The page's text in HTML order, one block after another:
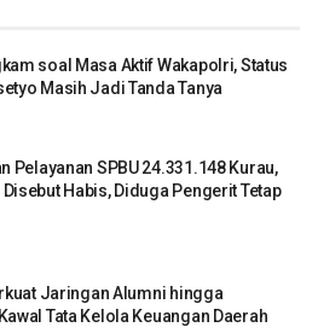
soal Masa Aktif Wakapolri, Status
Masih Jadi Tanda Tanya
Pelayanan SPBU 24.331.148 Kurau,
Disebut Habis, Diduga Pengerit Tetap
Jaringan Alumni hingga
Tata Kelola Keuangan Daerah